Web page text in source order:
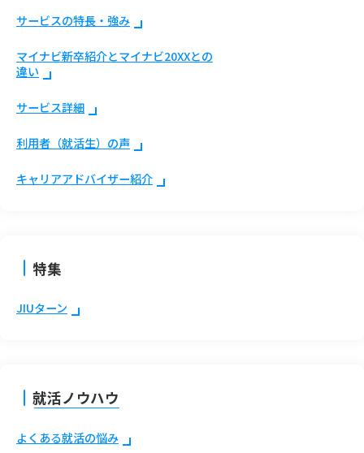
サービスの特長・強み
マイナビ新卒紹介とマイナビ20XXとの
違い
サービス詳細
利用者（就活生）の声
キャリアアドバイザー紹介
特集
JIUターン
就活ノウハウ
よくある就活の悩み